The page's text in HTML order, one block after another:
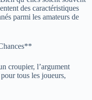
des caractéristiques
parmi les amateurs de
croupier, l’argument
tous les joueurs,